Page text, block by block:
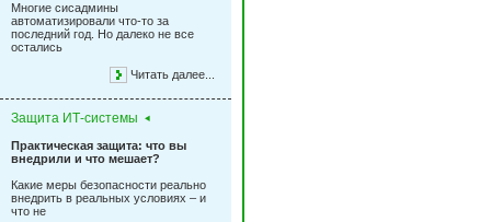
Многие сисадмины
автоматизировали что-то за
последний год. Но далеко не все
остались
Читать далее...
Защита ИТ-системы
Практическая защита: что вы
внедрили и что мешает?
Какие меры безопасности реально
внедрить в реальных условиях – и
что не